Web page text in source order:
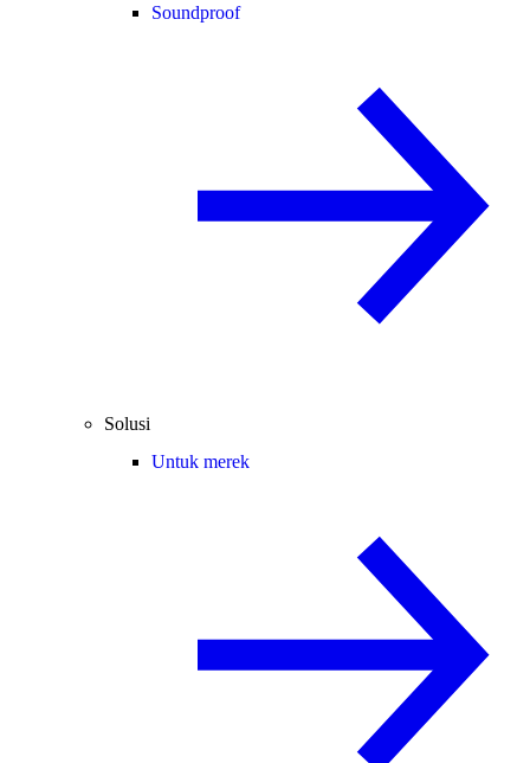
Soundproof
Solusi
Untuk merek